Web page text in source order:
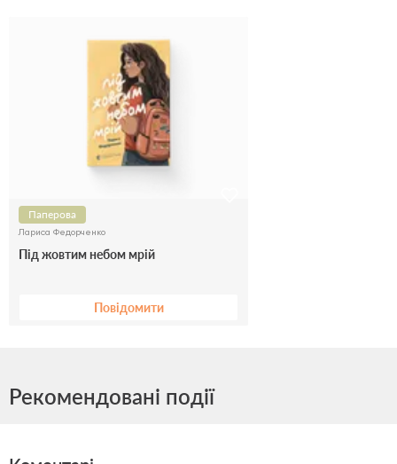
Паперова
Лариса Федорченко
Під жовтим небом мрій
Повідомити
Рекомендовані події